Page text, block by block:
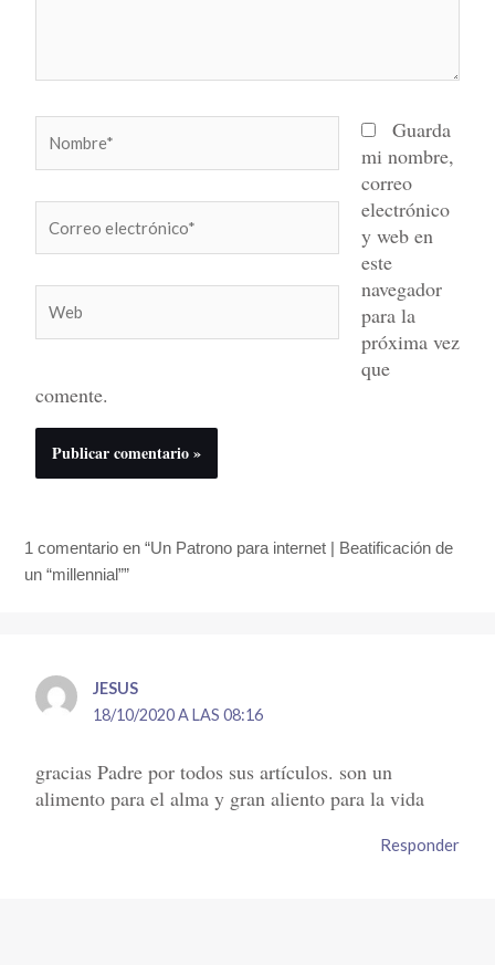
electrónico*
Guarda
mi nombre,
correo
electrónico
y web en
este
navegador
para la
próxima vez
que
comente.
1 comentario en “Un Patrono para internet | Beatificación de
un “millennial””
JESUS
18/10/2020 A LAS 08:16
gracias Padre por todos sus artículos. son un
alimento para el alma y gran aliento para la vida
Responder